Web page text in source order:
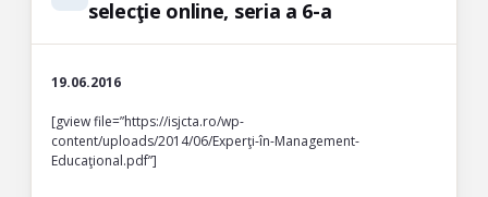
selecţie online, seria a 6-a
19.06.2016
[gview file=”https://isjcta.ro/wp-
content/uploads/2014/06/Experţi-în-Management-
Educaţional.pdf”]